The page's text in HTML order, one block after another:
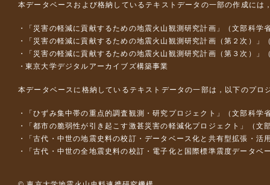
本データベースおよび格納しているテキストデータの一部の作成には
「災害の軽減に貢献するための地震火山観測研究計画」（文部科学
「災害の軽減に貢献するための地震火山観測研究計画（第２次）」
「災害の軽減に貢献するための地震火山観測研究計画（第３次）」
東京大学デジタルアーカイブズ構築事業
本データベースに格納しているテキストデータの一部は，以下のプロ
「ひずみ集中帯の重点的調査観測・研究プロジェクト」（文部科
「都市の脆弱性が引き起こす激甚災害の軽減化プロジェクト」（
「古代・中世の地震史料の校訂・データベース化と共有型拡張・
「古代・中世の全地震史料の校訂・電子化と国際標準震度データ